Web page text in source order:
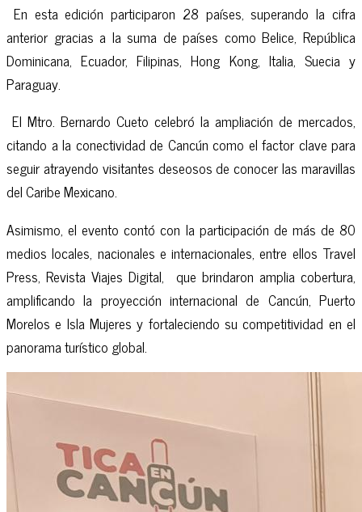
En esta edición participaron 28 países, superando la cifra
anterior gracias a la suma de países como Belice, República
Dominicana, Ecuador, Filipinas, Hong Kong, Italia, Suecia y
Paraguay.
El Mtro. Bernardo Cueto celebró la ampliación de mercados,
citando a la conectividad de Cancún como el factor clave para
seguir atrayendo visitantes deseosos de conocer las maravillas
del Caribe Mexicano.
Asimismo, el evento contó con la participación de más de 80
medios locales, nacionales e internacionales, entre ellos Travel
Press, Revista Viajes Digital, que brindaron amplia cobertura,
amplificando la proyección internacional de Cancún, Puerto
Morelos e Isla Mujeres y fortaleciendo su competitividad en el
panorama turístico global.